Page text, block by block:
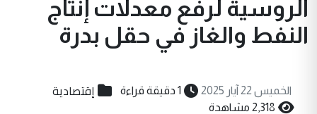
الروسية لرفع معدلات إنتاج
النفط والغاز في حقل بدرة
الخميس 22 آيار 2025 1 دقيقة قراءة إقتصادية
2,318 مشاهدة